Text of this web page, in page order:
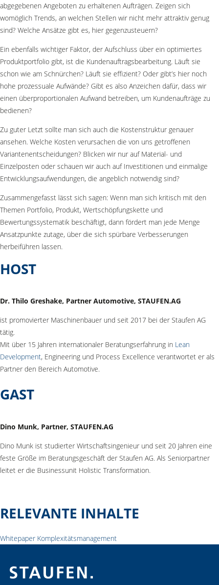
abgegebenen Angeboten zu erhaltenen Aufträgen. Zeigen sich
womöglich Trends, an welchen Stellen wir nicht mehr attraktiv genug
sind? Welche Ansätze gibt es, hier gegenzusteuern?
Ein ebenfalls wichtiger Faktor, der Aufschluss über ein optimiertes
Produktportfolio gibt, ist die Kundenauftragsbearbeitung. Läuft sie
schon wie am Schnürchen? Läuft sie effizient? Oder gibt’s hier noch
hohe prozessuale Aufwände? Gibt es also Anzeichen dafür, dass wir
einen überproportionalen Aufwand betreiben, um Kundenaufträge zu
bedienen?
Zu guter Letzt sollte man sich auch die Kostenstruktur genauer
ansehen. Welche Kosten verursachen die von uns getroffenen
Variantenentscheidungen? Blicken wir nur auf Material- und
Einzelposten oder schauen wir auch auf Investitionen und einmalige
Entwicklungsaufwendungen, die angeblich notwendig sind?
Zusammengefasst lässt sich sagen: Wenn man sich kritisch mit den
Themen Portfolio, Produkt, Wertschöpfungskette und
Bewertungssystematik beschäftigt, dann fördert man jede Menge
Ansatzpunkte zutage, über die sich spürbare Verbesserungen
herbeiführen lassen.
HOST
Dr. Thilo Greshake, Partner Automotive, STAUFEN.AG
ist promovierter Maschinenbauer und seit 2017 bei der Staufen AG
tätig.
Mit über 15 Jahren internationaler Beratungserfahrung in Lean
Development, Engineering und Process Excellence verantwortet er als
Partner den Bereich Automotive.
GAST
Dino Munk, Partner, STAUFEN.AG
Dino Munk ist studierter Wirtschaftsingenieur und seit 20 Jahren eine
feste Größe im Beratungsgeschäft der Staufen AG. Als Seniorpartner
leitet er die Businessunit Holistic Transformation.
RELEVANTE INHALTE
Whitepaper Komplexitätsmanagement